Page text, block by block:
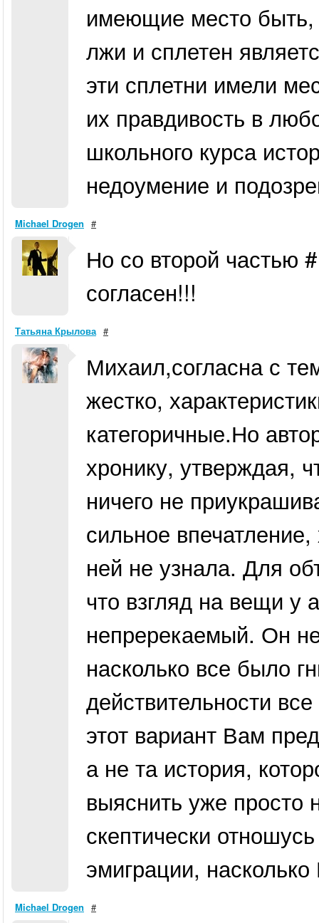
имеющие место быть,
лжи и сплетен
эти сплетни имели
их правдивость в
школьного курса
недоумение и
Michael Drogen #
Но со второй частью
согласен!!!
Татьяна Крылова #
Михаил,согласна с
жестко,
категоричные.Но
хронику, утверждая,
ничего не
сильное
ней не узнала. Для
что взгляд на вещи у
непререкаемый. Он
насколько все было
действительности
этот вариант Вам
а не та история,
выяснить уже просто
скептически
эмиграции,
Michael Drogen #